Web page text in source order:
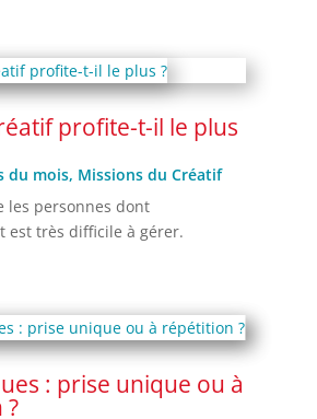
profite-t-il le plus
du mois, Missions du Créatif
les personnes dont
est très difficile à gérer.
: prise unique ou à